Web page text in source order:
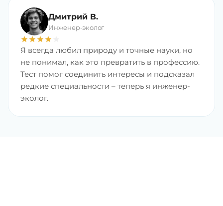
Дмитрий В.
Инженер-эколог
star star star star
Я всегда любил природу и точные науки, но
не понимал, как это превратить в профессию.
Тест помог соединить интересы и подсказал
редкие специальности – теперь я инженер-
эколог.